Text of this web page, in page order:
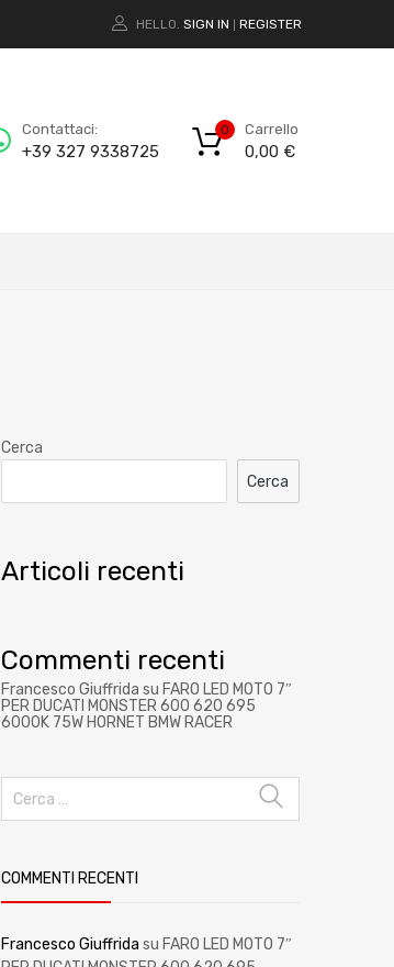
HELLO. SIGN IN REGISTER
Contattaci:
+39 327 9338725
Carrello
0,00 €
0
Cerca
Cerca
Articoli recenti
Commenti recenti
Francesco Giuffrida su FARO LED MOTO 7″
PER DUCATI MONSTER 600 620 695
6000K 75W HORNET BMW RACER
COMMENTI RECENTI
Francesco Giuffrida su FARO LED MOTO 7″